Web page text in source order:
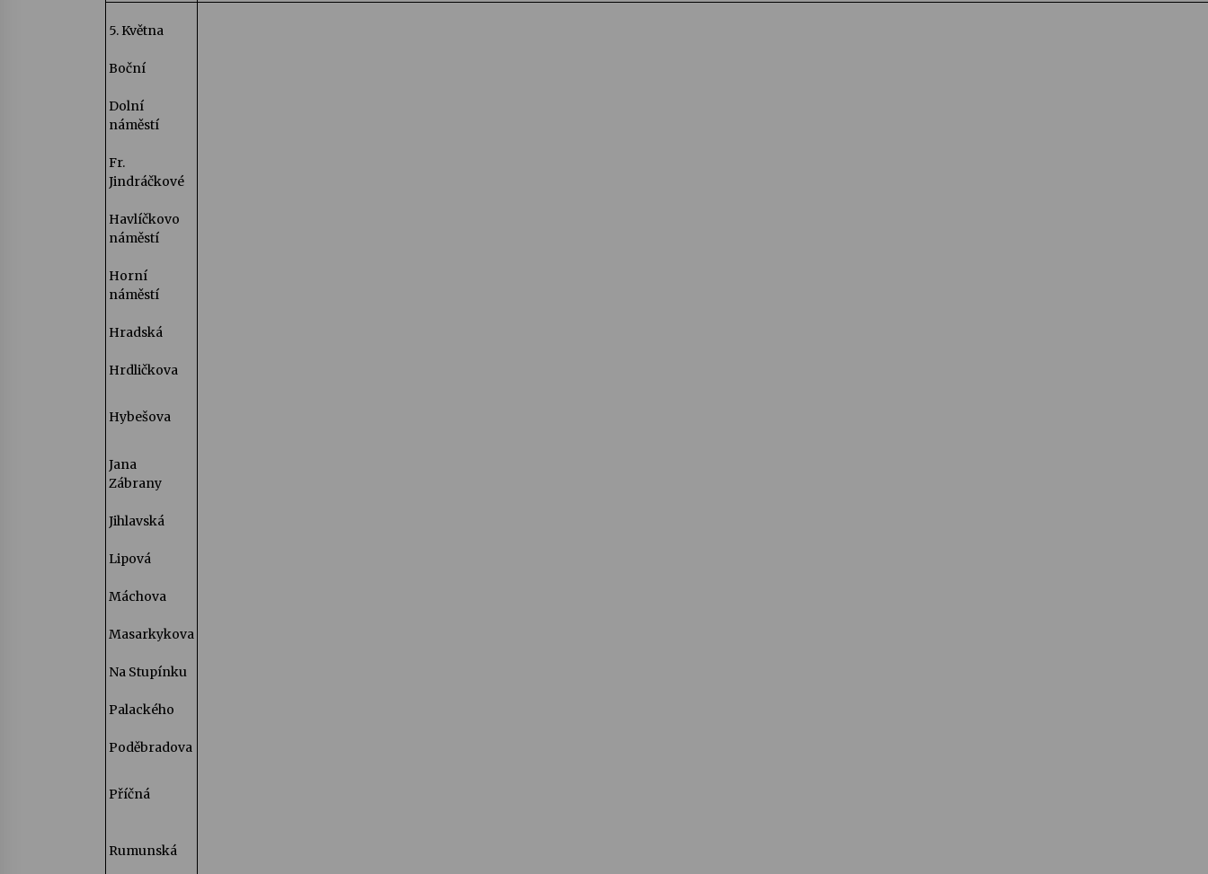
5. Května
Boční
Dolní
náměstí
Fr.
Jindráčkové
Havlíčkovo
náměstí
Horní
náměstí
Hradská
Hrdličkova
Hybešova
Jana
Zábrany
Jihlavská
Lipová
Máchova
Masarkykova
Na Stupínku
Palackého
Poděbradova
Příčná
Rumunská